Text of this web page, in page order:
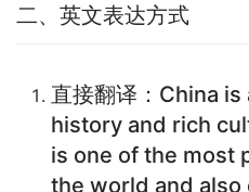
二、英文表达方式
直接翻译：China
history and rich
is one of the most
the world and also